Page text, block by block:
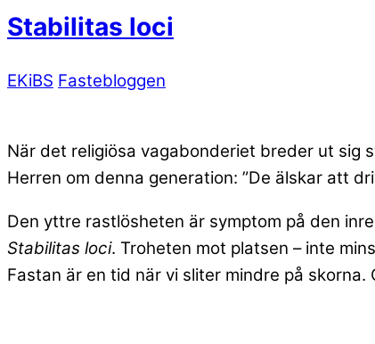
Stabilitas loci
EKiBS Fastebloggen
När det religiösa vagabonderiet breder ut sig
Herren om denna generation: ”De älskar att
Den yttre rastlösheten är symptom på den
Stabilitas loci. Troheten mot platsen – inte
Fastan är en tid när vi sliter mindre på